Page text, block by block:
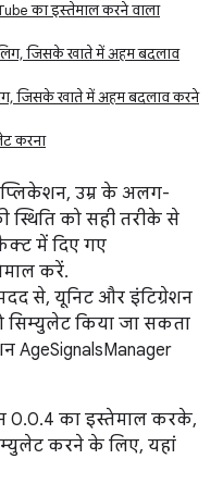
का इस्तेमाल करने वाला
जिसके खाते में अहम बदलाव
जिसके खाते में अहम बदलाव करने
करना
उम्र के अलग-
को सही तरीके से
में दिए गए
करें.
से, यूनिट और इंटिग्रेशन
सिम्युलेट किया जा सकता
0.0.4 का इस्तेमाल करके,
करने के लिए, यहां